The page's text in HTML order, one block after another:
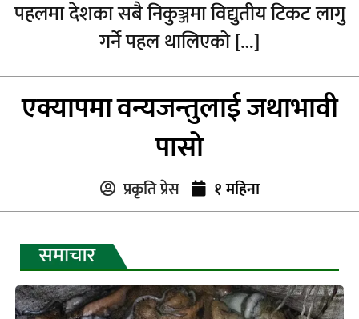
पहलमा देशका सबै निकुञ्जमा विद्युतीय टिकट लागु
गर्ने पहल थालिएको […]
एक्यापमा वन्यजन्तुलाई जथाभावी
पासो
प्रकृति प्रेस १ महिना